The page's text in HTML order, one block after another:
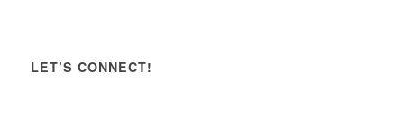
LET’S CONNECT!